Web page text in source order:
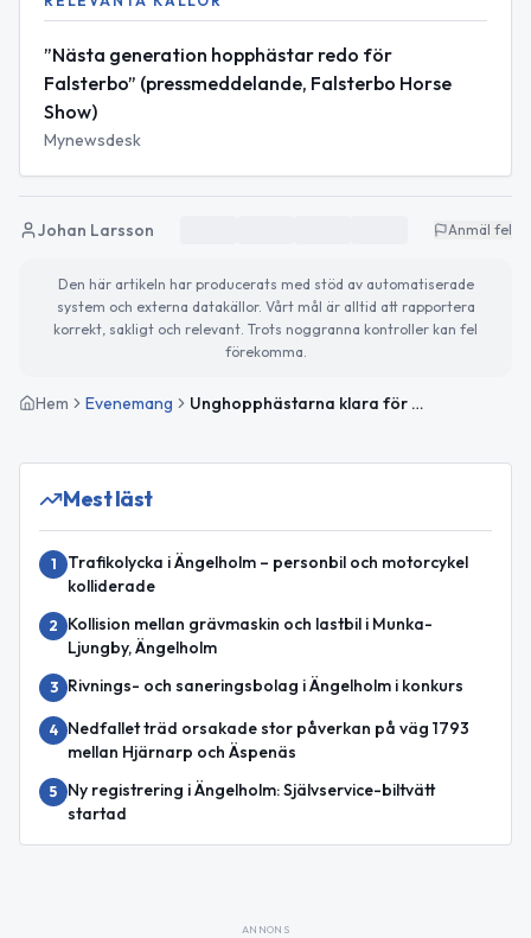
”Nästa generation hopphästar redo för
Falsterbo” (pressmeddelande, Falsterbo Horse
Show)
Mynewsdesk
Johan Larsson Anmäl fel
Den här artikeln har producerats med stöd av automatiserade
system och externa datakällor. Vårt mål är alltid att rapportera
korrekt, sakligt och relevant. Trots noggranna kontroller kan fel
förekomma.
Hem Evenemang Unghopphästarna klara för Folksam Open i Falsterbo
Mest läst
1
Trafikolycka i Ängelholm – personbil och motorcykel
kolliderade
2
Kollision mellan grävmaskin och lastbil i Munka-
Ljungby, Ängelholm
3 Rivnings- och saneringsbolag i Ängelholm i konkurs
4
Nedfallet träd orsakade stor påverkan på väg 1793
mellan Hjärnarp och Äspenäs
5
Ny registrering i Ängelholm: Självservice-biltvätt
startad
ANNONS